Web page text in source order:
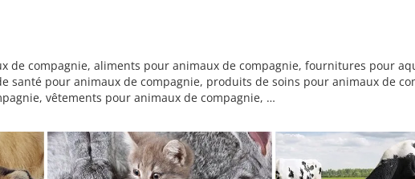
de compagnie, aliments pour animaux de compagnie, fournitures pour
santé pour animaux de compagnie, produits de soins pour animaux de
vêtements pour animaux de compagnie, …